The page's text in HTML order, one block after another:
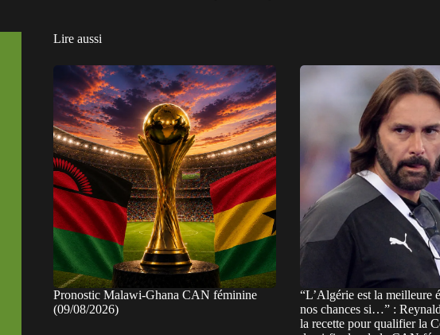
Lire aussi
Pronostic Malawi-Ghana CAN féminine
(09/08/2026)
“L’Algérie est la meilleure
nos chances si…” :
la recette pour qualifier la